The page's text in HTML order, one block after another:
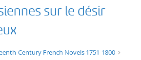
title descending
sur le désir
Century French Novels 1751-1800